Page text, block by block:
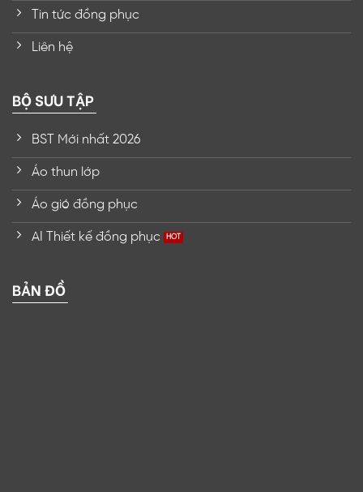
Tin tức đồng phục
Liên hệ
BỘ SƯU TẬP
BST Mới nhất 2026
Áo thun lớp
Áo gió đồng phục
AI Thiết kế đồng phục
BẢN ĐỒ